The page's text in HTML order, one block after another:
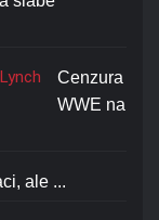
Cenzura
WWE na
ale ...